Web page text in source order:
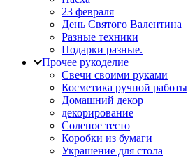
23 февраля
День Святого Валентина
Разные техники
Подарки разные.
Прочее рукоделие
Свечи своими руками
Косметика ручной работы
Домашний декор
декорирование
Соленое тесто
Коробки из бумаги
Украшение для стола